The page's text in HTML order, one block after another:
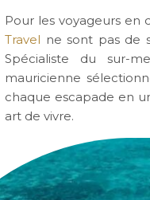
Pour les voyageurs en
Travel ne sont pas de
Spécialiste du sur-
mauricienne
chaque escapade en
art de vivre.